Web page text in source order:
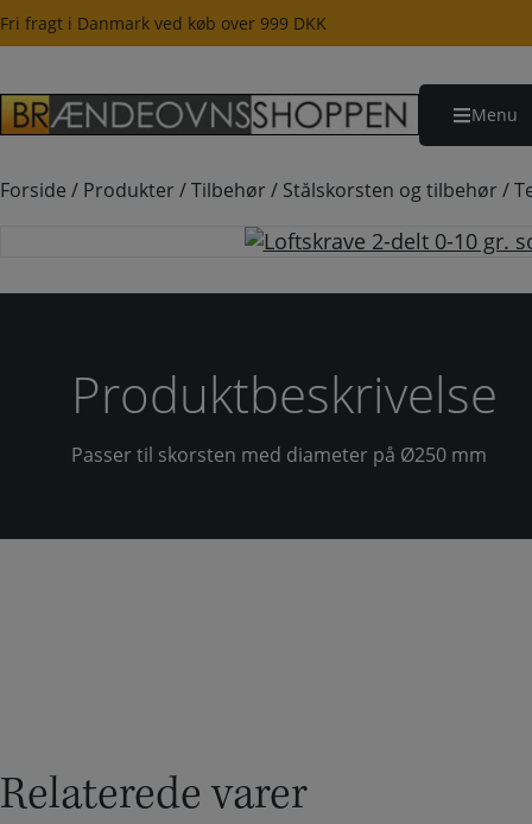
Hop
til
Fri fragt i Danmark ved køb over 999 DKK
Menu
Forside / Produkter/Tilbehør/ Stålskorsten og tilbehør/
Produktbeskrivelse
Passer til skorsten med diameter på Ø250 mm
Relaterede varer